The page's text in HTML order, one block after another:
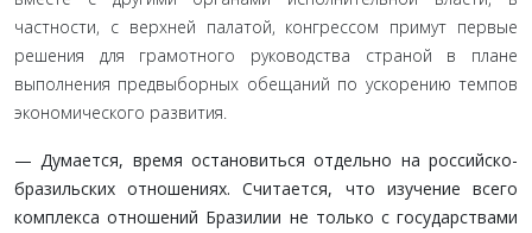
частности, с верхней палатой, конгрессом примут первые
решения для грамотного руководства страной в плане
выполнения предвыборных обещаний по ускорению темпов
экономического развития.
— Думается, время остановиться отдельно на россий­ско-
бразильских отношениях. Считается, что изучение всего
комплекса отношений Бразилии не только с государ­ствами